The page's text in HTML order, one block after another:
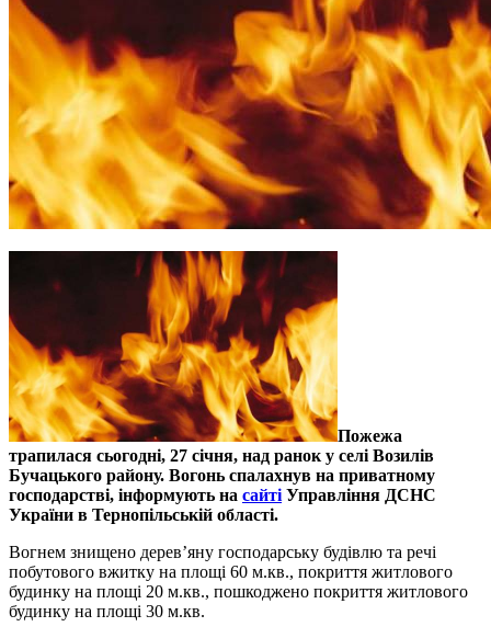
Пожежа
трапилася сьогодні, 27 січня, над ранок у селі Возилів
Бучацького району. Вогонь спалахнув на приватному
господарстві, інформують на сайті Управління ДСНС
України в Тернопільській області.
Вогнем знищено дерев’яну господарську будівлю та речі
побутового вжитку на площі 60 м.кв., покриття житлового
будинку на площі 20 м.кв., пошкоджено покриття житлового
будинку на площі 30 м.кв.